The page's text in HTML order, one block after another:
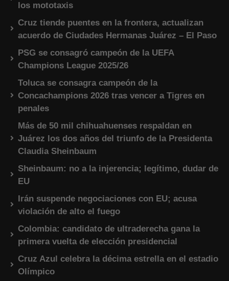
los mototaxis
Cruz tiende puentes en la frontera, actualizan
acuerdo de Ciudades Hermanas Juárez – El Paso
PSG se consagró campeón de la UEFA
Champions League 2025/26
Toluca se consagra campeón de la
Concachampions 2026 tras vencer a Tigres en
penales
Más de 50 mil chihuahuenses respaldan en
Juárez los dos años del triunfo de la Presidenta
Claudia Sheinbaum
Sheinbaum: no a la injerencia; legítimo, dudar de
EU
Irán suspende negociaciones con EU; acusa
violación de alto el fuego
Colombia: candidato de ultraderecha gana la
primera vuelta de elección presidencial
Cruz Azul celebra la décima estrella en el estadio
Olímpico